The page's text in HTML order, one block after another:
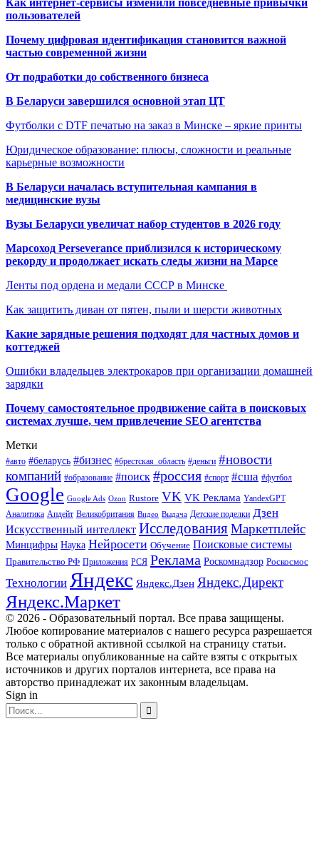
Как интернет-сервисы изменили повседневные привычки
пользователей
Почему цифровая идентификация становится важной
частью современной жизни
От подработки до собственного бизнеса
В Беларуси завершился основной этап ЦТ
Футболки с DTF печатью на заказ в Минске – яркие принты
Юридическое образование: плюсы, сложности и реальные
карьерные возможности
В Беларуси началась вступительная кампания в
медицинские вузы
Вузы Беларуси увеличат набор студентов в 2026 году
Марсоход Perseverance приблизился к историческому
рекорду и продолжает искать следы жизни на Марсе
Ленты под ордена и медали СССР в Минске
Как защитить диван от пятен, пыли и шерсти животных
Какие зарядные решения подходят для частных домов и
коттеджей
Ошибки владельцев электрокаров при организации домашней
зарядки
Почему самостоятельное продвижение сайта в поисковых
системах лучше, чем привлечение SEO агентства
Метки
#авто #беларусь #бизнес #брестская_область #деньги #новости
компаний #образование #поиск #россия #спорт #сша #футбол
Google Google Ads Ozon Rustore VK VK Реклама YandexGPT
Аналитика Апдейт Великобритания Видео Выдача Детские поделки Дзен
Искусственный интеллект ИсследованияМаркетплейс
Минцифры Наука Нейросети Обучение Поисковые системы
Правительство РФ Приложения РСЯ Реклама Роскомнадзор Роскосмос
Технологии Яндекс Яндекс.Дзен Яндекс.Директ
Яндекс.Маркет
© 2026 - Образовательный портал. Все права защищены.
Любое копирование материалов с нашего ресурса разрешается
только с обратной активной ссылкой на страницу статьи.
Все материалы опубликованные на сайте взяты с открытых
источников и других порталов интернета, все права на
авторство принадлежат их законным владельцам.
Sign in